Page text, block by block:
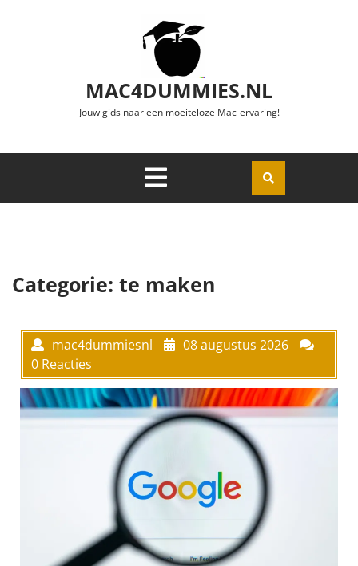
MAC4DUMMIES.NL
Jouw gids naar een moeiteloze Mac-ervaring!
Openen
Categorie: te maken
mac4dummiesnl
08 augustus 2026
0 Reacties